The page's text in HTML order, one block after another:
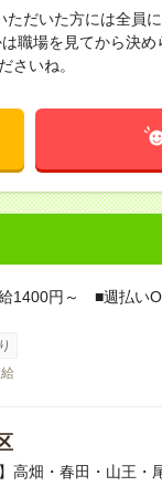
ただいた方には全員
職場を見てから決め
さいね。
給1400円～ ■週払
高畑・春田・山王・